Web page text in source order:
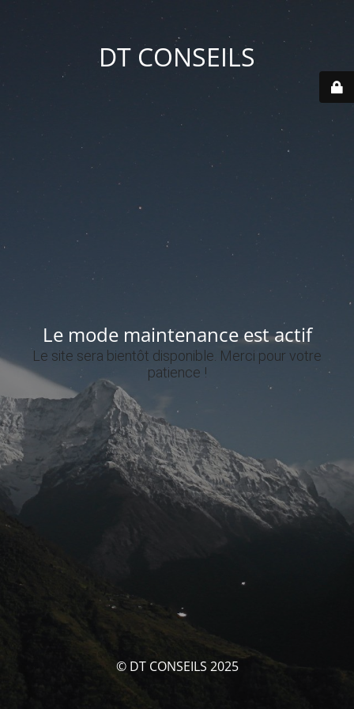
DT CONSEILS
Le mode maintenance est actif
Le site sera bientôt disponible. Merci pour votre
patience !
© DT CONSEILS 2025